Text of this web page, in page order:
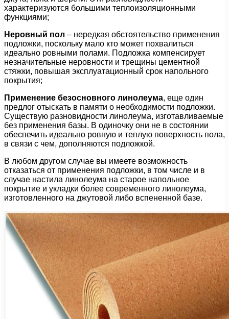
характеризуются большими теплоизоляционными
функциями;
Неровный пол – нередкая обстоятельство применения
подложки, поскольку мало кто может похвалиться
идеально ровными полами. Подложка компенсирует
незначительные неровности и трещины цементной
стяжки, повышая эксплуатационный срок напольного
покрытия;
Применение безосновного линолеума, еще один
предлог отыскать в памяти о необходимости подложки.
Существую разновидности линолеума, изготавливаемые
без применения базы. В одиночку они не в состоянии
обеспечить идеально ровную и теплую поверхность пола,
в связи с чем, дополняются подложкой.
В любом другом случае вы имеете возможность
отказаться от применения подложки, в том числе и в
случае настила линолеума на старое напольное
покрытие и укладки более современного линолеума,
изготовленного на джутовой либо вспененной базе.